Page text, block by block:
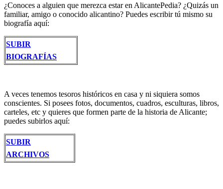
¿Conoces a alguien que merezca estar en AlicantePedia? ¿Quizás un
familiar, amigo o conocido alicantino? Puedes escribir tú mismo su
biografía aquí:
SUBIR
BIOGRAFÍAS
A veces tenemos tesoros históricos en casa y ni siquiera somos
conscientes. Si posees fotos, documentos, cuadros, esculturas, libros,
carteles, etc y quieres que formen parte de la historia de Alicante;
puedes subirlos aquí:
SUBIR
ARCHIVOS